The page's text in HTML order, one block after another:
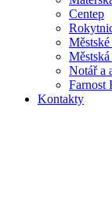
Centep
Notář a
Farnost
Kontakty